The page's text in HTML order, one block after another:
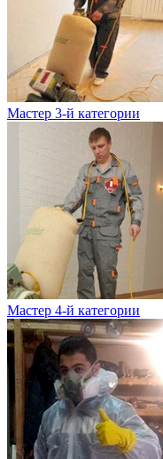
Мастер 3-й категории
Мастер 4-й категории